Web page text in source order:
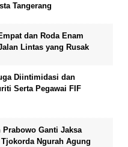
Tangerang
dan Roda Enam
Lintas yang Rusak
Diintimidasi dan
Serta Pegawai FIF
Prabowo Ganti Jaksa
Ngurah Agung